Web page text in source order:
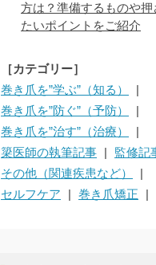
方は？準備するものや押
たいポイントをご紹介
［カテゴリー］
巻き爪を”学ぶ”（知る）
巻き爪を”防ぐ”（予防）
巻き爪を”治す”（治療）
簗医師の執筆記事
監修記
その他（関連疾患など）
セルフケア
巻き爪矯正